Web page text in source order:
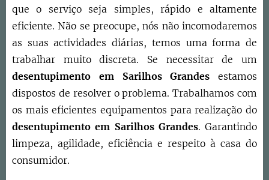
que o serviço seja simples, rápido e altamente
eficiente. Não se preocupe, nós não incomodaremos
as suas actividades diárias, temos uma forma de
trabalhar muito discreta. Se necessitar de um
desentupimento em Sarilhos Grandes estamos
dispostos de resolver o problema. Trabalhamos com
os mais eficientes equipamentos para realização do
desentupimento em Sarilhos Grandes. Garantindo
limpeza, agilidade, eficiência e respeito à casa do
consumidor.